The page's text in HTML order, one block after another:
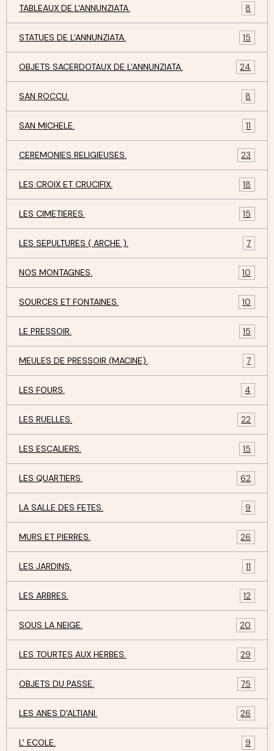
TABLEAUX DE L'ANNUNZIATA. 8
STATUES DE L'ANNUNZIATA. 15
OBJETS SACERDOTAUX DE L'ANNUNZIATA. 24
SAN ROCCU. 8
SAN MICHELE. 11
CEREMONIES RELIGIEUSES. 23
LES CROIX ET CRUCIFIX. 18
LES CIMETIERES. 15
LES SEPULTURES ( ARCHE ). 7
NOS MONTAGNES. 10
SOURCES ET FONTAINES. 10
LE PRESSOIR. 15
MEULES DE PRESSOIR (MACINE). 7
LES FOURS. 4
LES RUELLES. 22
LES ESCALIERS. 15
LES QUARTIERS. 62
LA SALLE DES FETES. 9
MURS ET PIERRES. 26
LES JARDINS. 11
LES ARBRES. 12
SOUS LA NEIGE. 20
LES TOURTES AUX HERBES. 29
OBJETS DU PASSE. 75
LES ANES D'ALTIANI. 26
L' ECOLE. 9